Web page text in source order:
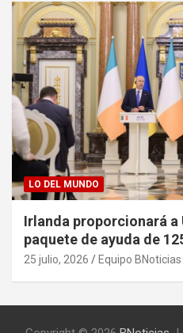
LO DEL MUNDO
Irlanda proporcionará a
paquete de ayuda de
25 julio, 2026 Equipo BNoticias